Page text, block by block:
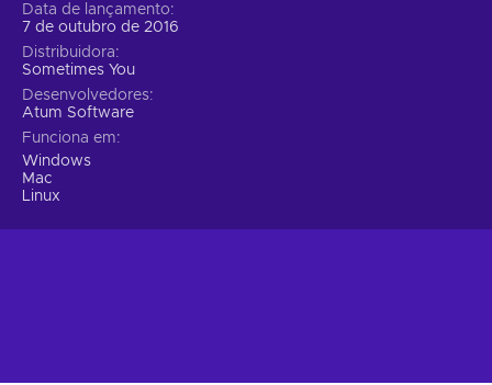
Data de lançamento
7 de outubro de 2016
Distribuidora
Sometimes You
Desenvolvedores
Atum Software
Funciona em
Windows
Mac
Linux